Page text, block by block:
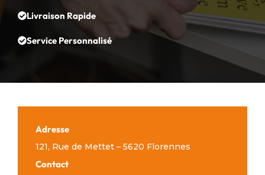
Livraison Rapide
Service Personnalisé
Adresse
121, Rue de Mettet – 5620 Florennes
Contact